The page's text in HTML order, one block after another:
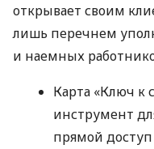
открывает своим
лишь перечнем
и наемных
Карта «Ключ к
инструмент
прямой доступ